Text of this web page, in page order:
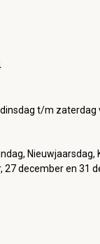
t/m zaterdag
Nieuwjaarsdag,
27 december en 31